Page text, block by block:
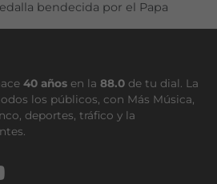
bendecida por el Papa
40 años en la 88.0 de tu dial. La
los públicos, con Más Música,
deportes, tráfico y la